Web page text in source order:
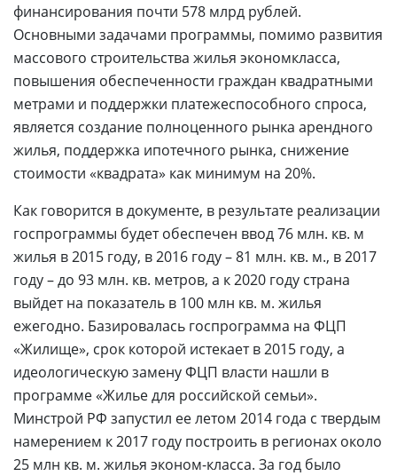
финансирования почти 578 млрд рублей.
Основными задачами программы, помимо развития
массового строительства жилья экономкласса,
повышения обеспеченности граждан квадратными
метрами и поддержки платежеспособного спроса,
является создание полноценного рынка арендного
жилья, поддержка ипотечного рынка, снижение
стоимости «квадрата» как минимум на 20%.
Как говорится в документе, в результате реализации
госпрограммы будет обеспечен ввод 76 млн. кв. м
жилья в 2015 году, в 2016 году – 81 млн. кв. м., в 2017
году – до 93 млн. кв. метров, а к 2020 году страна
выйдет на показатель в 100 млн кв. м. жилья
ежегодно. Базировалась госпрограмма на ФЦП
«Жилище», срок которой истекает в 2015 году, а
идеологическую замену ФЦП власти нашли в
программе «Жилье для российской семьи».
Минстрой РФ запустил ее летом 2014 года с твердым
намерением к 2017 году построить в регионах около
25 млн кв. м. жилья эконом-класса. За год было